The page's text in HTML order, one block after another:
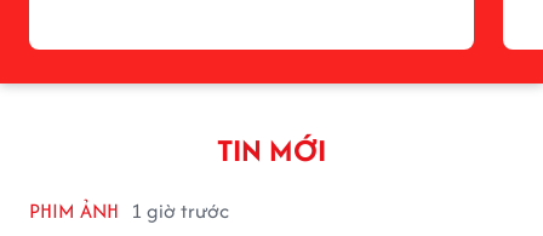
TIN MỚI
PHIM ẢNH 1 giờ trước